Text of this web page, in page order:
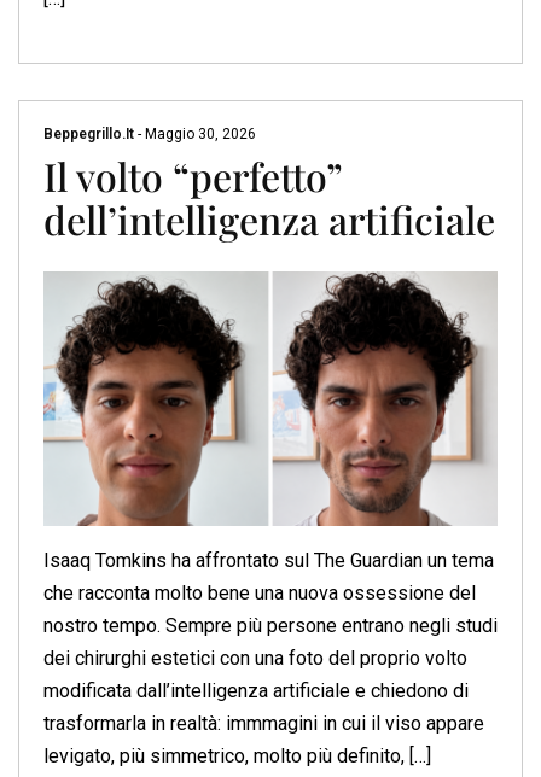
Beppegrillo.it - Maggio 30, 2026
Il volto “perfetto”
dell’intelligenza artificiale
Isaaq Tomkins ha affrontato sul The Guardian un tema
che racconta molto bene una nuova ossessione del
nostro tempo. Sempre più persone entrano negli studi
dei chirurghi estetici con una foto del proprio volto
modificata dall’intelligenza artificiale e chiedono di
trasformarla in realtà: immmagini in cui il viso appare
levigato, più simmetrico, molto più definito, […]